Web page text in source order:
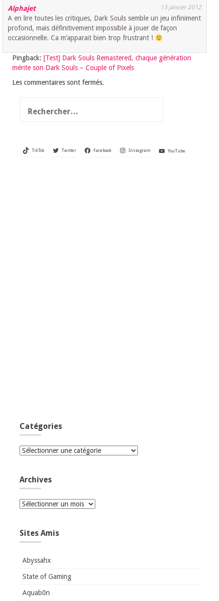
Alphajet 13 janvier 2012
A en lire toutes les critiques, Dark Souls semble un jeu infiniment
profond, mais définitivement impossible à jouer de façon
occasionnelle. Ca m’apparait bien trop frustrant !
Pingback: [Test] Dark Souls Remastered, chaque génération
mérite son Dark Souls – Couple of Pixels
Les commentaires sont fermés.
TikTok Twitter Facebook Instagram YouTube
Catégories
Catégories
Archives
Archives
Sites Amis
Abyssahx
State of Gaming
Aquab0n